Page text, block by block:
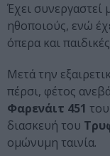
Έχει συνεργαστεί
ηθοποιούς, ενώ
όπερα και
Μετά την
πέρσι, φέτος
Φαρενάιτ 451 του
διασκευή του
ομώνυμη ταινία.